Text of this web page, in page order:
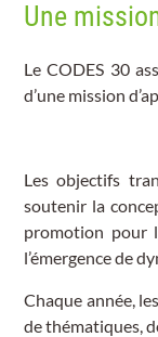
Une
Le CODES 30
d’une mission
Les objectifs
soutenir la
promotion pour
l’émergence de
Chaque année,
de thématiques,